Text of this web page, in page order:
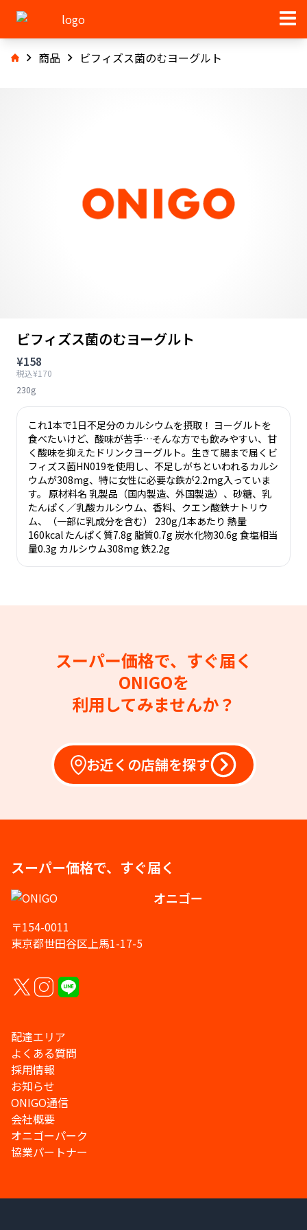
商品 ビフィズス菌のむヨーグルト
ビフィズス菌のむヨーグルト
¥158
税込¥170
230g
これ1本で1日不足分のカルシウムを摂取！ ヨーグルトを
食べたいけど、酸味が苦手…そんな方でも飲みやすい、甘
く酸味を抑えたドリンクヨーグルト。生きて腸まで届くビ
フィズス菌HN019を使用し、不足しがちといわれるカルシ
ウムが308mg、特に女性に必要な鉄が2.2mg入っていま
す。 原材料名 乳製品（国内製造、外国製造）、砂糖、乳
たんぱく／乳酸カルシウム、香料、クエン酸鉄ナトリウ
ム、（一部に乳成分を含む） 230g/1本あたり 熱量
160kcal たんぱく質7.8g 脂質0.7g 炭水化物30.6g 食塩相当
量0.3g カルシウム308mg 鉄2.2g
スーパー価格で、すぐ届く
ONIGOを
利用してみませんか？
お近くの店舗を探す
スーパー価格で、すぐ届く
オニゴー
〒154-0011
東京都世田谷区上馬1-17-5
配達エリア
よくある質問
採用情報
お知らせ
ONIGO通信
会社概要
オニゴーパーク
協業パートナー